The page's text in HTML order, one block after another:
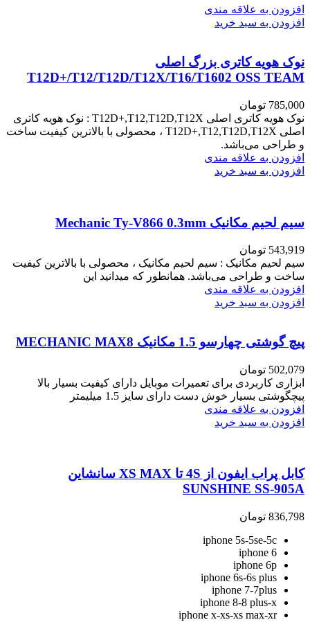
افزودن به علاقه مندی
افزودن به سبد خرید
نوک هویه کاتری بزرگ اصلی
T12D+/T12/T12D/T12X/T16/T1602 OSS TEAM
785,000 تومان
نوک هویه کاتری اصلی T12D+,T12,T12D,T12X : نوک هویه کاتری
اصلی T12D+,T12,T12D,T12X ، محصولی با بالاترین کیفیت ساخت
و طراحی می‌باشد.
افزودن به علاقه مندی
افزودن به سبد خرید
سیم لحیم مکانیک Mechanic Ty-V866 0.3mm
543,919 تومان
سیم لحیم مکانیک : سیم لحیم مکانیک ، محصولی با بالاترین کیفیت
ساخت و طراحی می‌باشد. همانطور که میدانید این
افزودن به علاقه مندی
افزودن به سبد خرید
پیچ گوشتی چهارسو 1.5 مکانیک MECHANIC MAX8
502,079 تومان
ابزاری کاربردی برای تعمیرات موبایل دارای کیفیت بسیار بالا
پیچگوشتی بسیار خوش دست دارای سایز 1.5 میلیمتر
افزودن به علاقه مندی
افزودن به سبد خرید
کابل پراب ایفون از 4S تا XS MAX سانشاین
SUNSHINE SS-905A
836,798 تومان
iphone 5s-5se-5c
iphone 6
iphone 6p
iphone 6s-6s plus
iphone 7-7plus
iphone 8-8 plus-x
iphone x-xs-xs max-xr